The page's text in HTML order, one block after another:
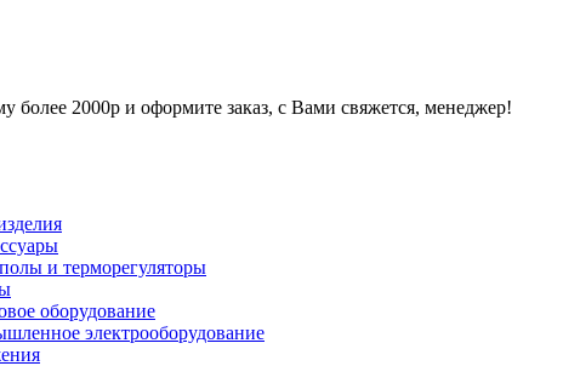
более 2000р и оформите заказ, с Вами свяжется, менеджер!
и терморегуляторы
оборудование
электрооборудование